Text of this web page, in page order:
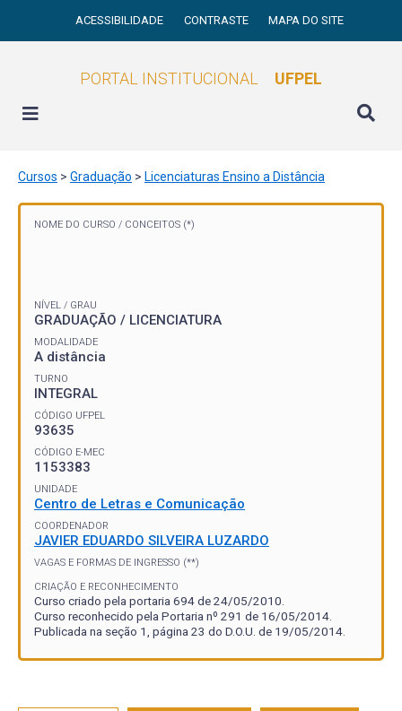
ACESSIBILIDADE CONTRASTE MAPA DO SITE
PORTAL INSTITUCIONAL UFPEL
Cursos > Graduação > Licenciaturas Ensino a Distância
NOME DO CURSO / CONCEITOS (*)
NÍVEL / GRAU
GRADUAÇÃO / LICENCIATURA
MODALIDADE
A distância
TURNO
INTEGRAL
CÓDIGO UFPEL
93635
CÓDIGO E-MEC
1153383
UNIDADE
Centro de Letras e Comunicação
COORDENADOR
JAVIER EDUARDO SILVEIRA LUZARDO
VAGAS E FORMAS DE INGRESSO (**)
CRIAÇÃO E RECONHECIMENTO
Curso criado pela portaria 694 de 24/05/2010.
Curso reconhecido pela Portaria nº 291 de 16/05/2014.
Publicada na seção 1, página 23 do D.O.U. de 19/05/2014.